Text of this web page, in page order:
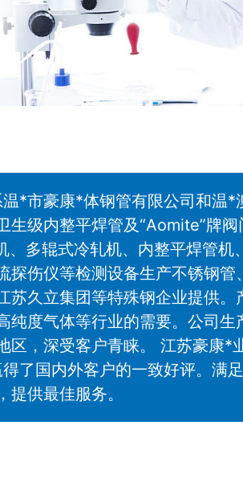
*市豪康*体钢管有限公司和温*
级内整平焊管及“Aomite”牌
多辊式冷轧机、内整平焊管机
伤仪等检测设备生产不锈钢管
久立集团等特殊钢企业提供
度气体等行业的需要。公司
，深受客户青睐。 江苏豪康*
了国内外客户的一致好评。满
供最佳服务。